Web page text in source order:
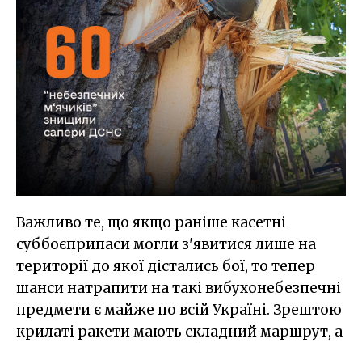
Важливо те, що якщо раніше касетні
суббоєприпаси могли з'явитися лише на
території до якої дістались бої, то тепер
шанси натрапити на такі вибухонебезпечні
предмети є майже по всій Україні. Зрештою
крилаті ракети мають складний маршрут, а